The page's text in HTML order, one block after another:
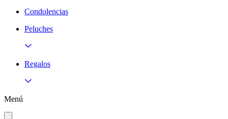
Condolencias
Peluches
Regalos
Menú